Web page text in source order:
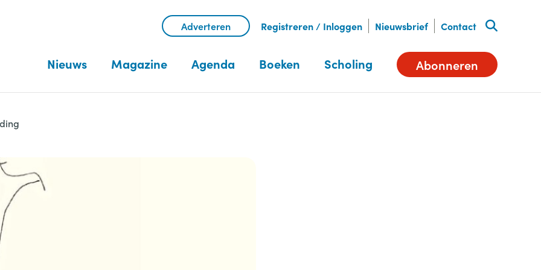
Adverteren Registreren / Inloggen Nieuwsbrief Contact
Nieuws Magazine Agenda Boeken Scholing Abonneren